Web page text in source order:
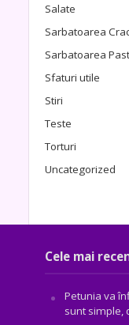
Salate
Sarbatoarea
Sarbatoarea
Sfaturi utile
Stiri
Teste
Torturi
Uncategorized
Cele mai
Petunia va
sunt simple,